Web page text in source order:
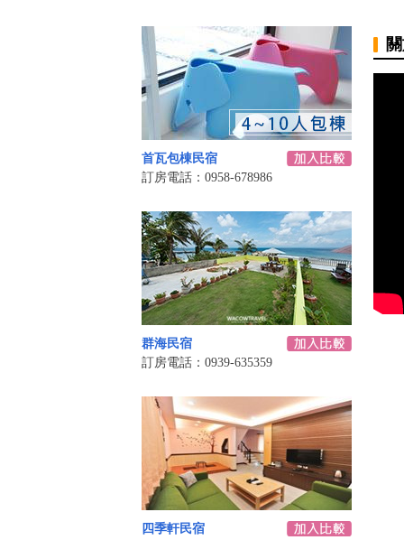
首瓦包棟民宿
訂房電話：0958-678986
群海民宿
訂房電話：0939-635359
四季軒民宿